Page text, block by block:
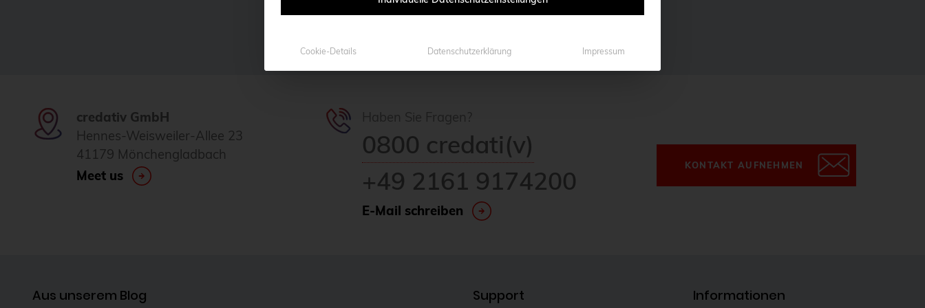
credativ GmbH
Hennes-Weisweiler-Allee 23
41179 Mönchengladbach
Meet us
Haben Sie Fragen?
0800 credati(v)
+49 2161 9174200
E-Mail schreiben
KONTAKT AUFNEHMEN
Aus unserem Blog Support Informationen
Cookie-Details Datenschutzerklärung Impressum